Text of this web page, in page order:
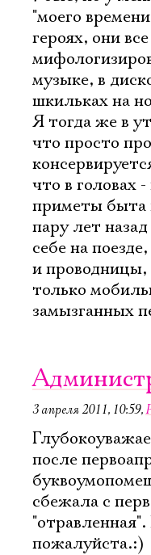
"моего
героях, они
музыке, в
шкильках на
Я тогда же в
что просто
что в головах
приметы быта
пару лет
себе на
и проводницы,
только
замызганных
3 апреля 2011, 10:59,
после
сбежала с
пожалуйста.:)